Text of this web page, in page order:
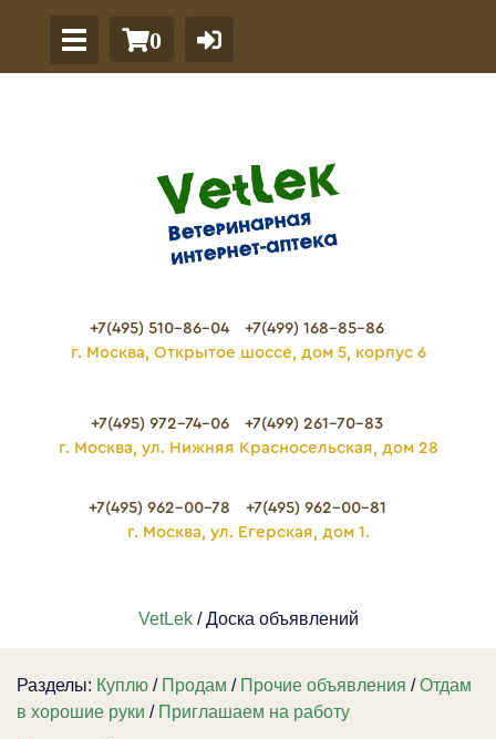
0
+7(495) 510-86-04
+7(499) 168-85-86
г. Москва, Открытое шоссе, дом 5, корпус 6
+7(495) 972-74-06
+7(499) 261-70-83
г. Москва, ул. Нижняя Красносельская, дом 28
+7(495) 962-00-78
+7(495) 962-00-81
г. Москва, ул. Егерская, дом 1.
VetLek/ Доска объявлений
Разделы: Куплю / Продам / Прочие объявления /Отдам
в хорошие руки / Приглашаем на работу